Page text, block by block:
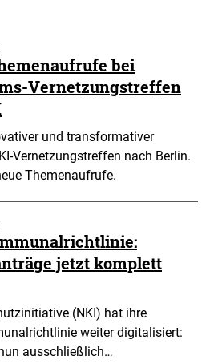
bei
Vernetzungstreffen
und transformativer
Vernetzungstreffen nach Berlin.
Themenaufrufe.
jetzt komplett
(NKI) hat ihre
weiter digitalisiert:
ausschließlich…